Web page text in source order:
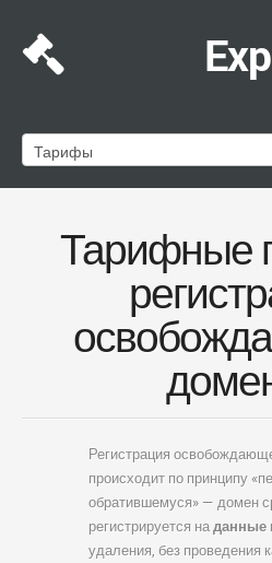
Тарифные
Регистрация
происходит по принципу
обратившемуся» — домен
регистрируется наданные
удаления, без проведения